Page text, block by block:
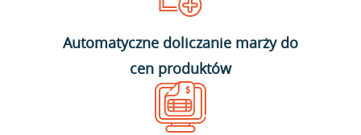
Automatyczne doliczanie marży do
cen produktów